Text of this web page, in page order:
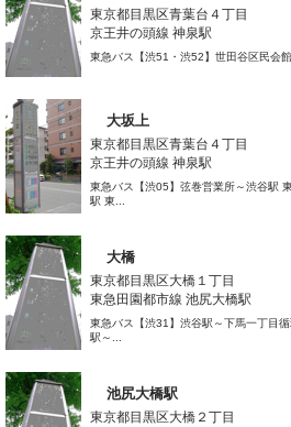
東京都目黒区青葉台４丁目
京王井の頭線 神泉駅
東急バス【渋51・渋52】世田谷区民会
大坂上
東京都目黒区青葉台４丁目
京王井の頭線 神泉駅
東急バス【渋05】弦巻営業所～渋谷駅
駅 東...
大橋
東京都目黒区大橋１丁目
東急田園都市線 池尻大橋駅
東急バス【渋31】渋谷駅～下馬一丁目
駅～...
池尻大橋駅
東京都目黒区大橋２丁目